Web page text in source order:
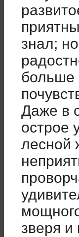
знал;
больше
Даже в
острое
лесной
зверя и